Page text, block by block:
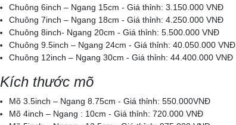
Chuông 6inch – Ngang 15cm - Giá thỉnh: 3.150.000 VNĐ
Chuông 7inch – Ngang 18cm - Giá thỉnh: 4.250.000 VNĐ
Chuông 8inch- Ngang 20cm - Giá thỉnh: 5.500.000 VNĐ
Chuông 9.5inch – Ngang 24cm - Giá thỉnh: 40.050.000 VNĐ
Chuông 12inch – Ngang 30cm - Giá thỉnh: 44.400.000 VNĐ
Kích thước mõ
Mõ 3.5inch – Ngang 8.75cm - Giá thỉnh: 550.000VNĐ
Mõ 4inch – Ngang : 10cm - Giá thỉnh: 720.000 VNĐ